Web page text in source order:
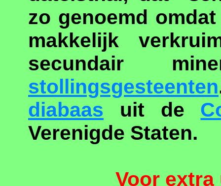
zo genoemd
makkelijk
secundair
stollingsgesteenten
diabaas uit de
Verenigde Staten.
Voor